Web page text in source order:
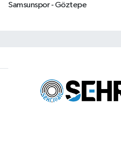
Samsunspor - Göztepe